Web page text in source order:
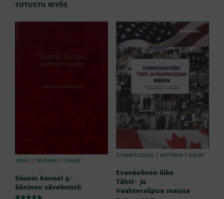
TUTUSTU MYÖS
JOULU MUSIIKKI KIRJAT
Siionin kannel 4-
ääninen sävelmistö
EVANKELISUUS HISTORIA KIRJAT
Evankelinen liike
Tähti- ja
Vaahteralipun maissa